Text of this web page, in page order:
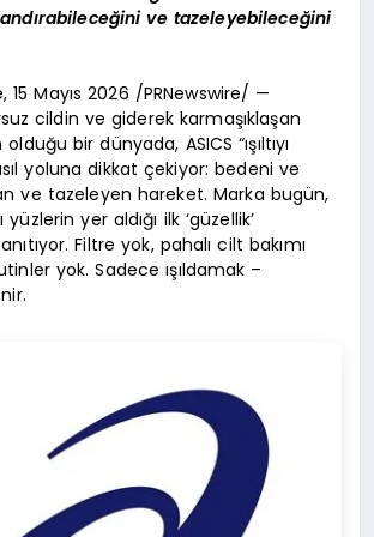
ve tazeleyebileceğini
15 Mayıs 2026 /PRNewswire/ —
cildin ve giderek karmaşıklaşan
bir dünyada, ASICS “ışıltıyı
yoluna dikkat çekiyor: bedeni ve
ve tazeleyen hareket. Marka bugün,
yer aldığı ilk ‘güzellik’
Filtre yok, pahalı cilt bakımı
yok. Sadece ışıldamak –